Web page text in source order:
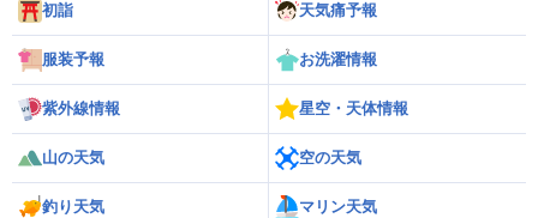
初詣 天気痛予報
服装予報 お洗濯情報
紫外線情報 星空・天体情報
山の天気 空の天気
釣り天気 マリン天気